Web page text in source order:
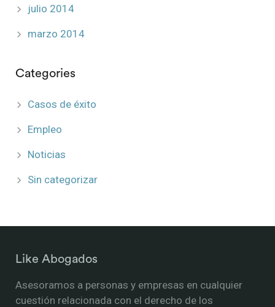
julio 2014
marzo 2014
Categories
Casos de éxito
Empleo
Noticias
Sin categorizar
Like Abogados
Asesoramos a personas y empresas en cualquier
cuestión relacionada con el derecho de los